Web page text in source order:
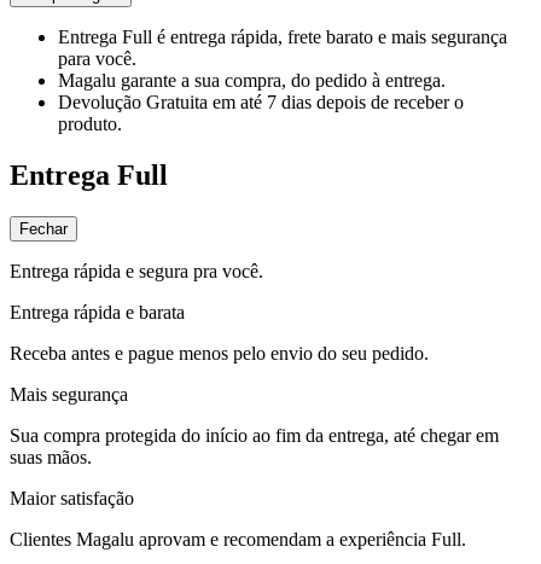
Entrega Full é entrega rápida, frete barato e mais segurança
para você.
Magalu garante a sua compra, do pedido à entrega.
Devolução Gratuita em até 7 dias depois de receber o
produto.
Entrega Full
Fechar
Entrega rápida e segura pra você.
Entrega rápida e barata
Receba antes e pague menos pelo envio do seu pedido.
Mais segurança
Sua compra protegida do início ao fim da entrega, até chegar em
suas mãos.
Maior satisfação
Clientes Magalu aprovam e recomendam a experiência Full.